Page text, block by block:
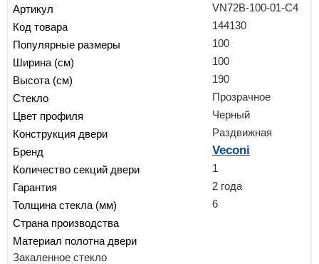
Артикул VN72B-100-01-C4
Код товара 144130
Популярные размеры 100
Ширина (см) 100
Высота (см) 190
Стекло Прозрачное
Цвет профиля Черный
Конструкция двери Раздвижная
Бренд Veconi
Количество секций двери 1
Гарантия 2 года
Толщина стекла (мм) 6
Страна производства
Материал полотна двери
Закаленное стекло